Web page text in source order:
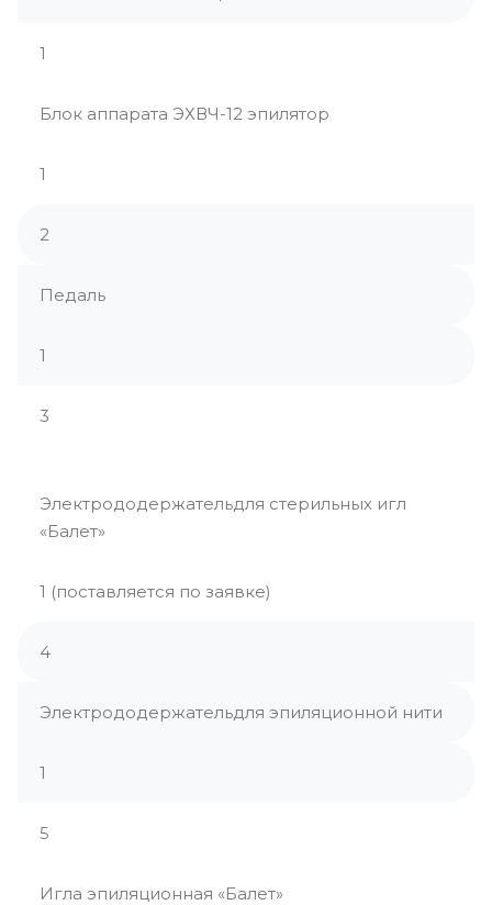
1
Блок аппарата ЭХВЧ-12 эпилятор
1
2
Педаль
1
3
Электрододержательдля стерильных игл
«Балет»
1 (поставляется по заявке)
4
Электрододержательдля эпиляционной нити
1
5
Игла эпиляционная «Балет»